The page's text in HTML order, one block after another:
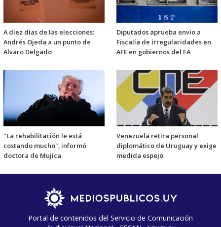
A diez días de las elecciones:
Andrés Ojeda a un punto de
Alvaro Delgado
Diputados aprueba envío a
Fiscalía de irregularidades en
AFE en gobiernos del FA
"La rehabilitación le está
costando mucho", informó
doctora de Mujica
Venezuela retira personal
diplomático de Uruguay y exige
medida espejo
Portal de contenidos del Servicio de Comunicación